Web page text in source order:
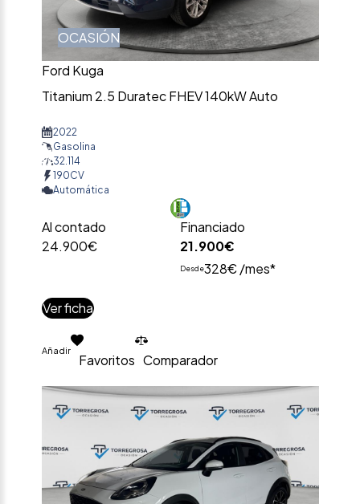
OCASIÓN
Ford Kuga
Titanium 2.5 Duratec FHEV 140kW Auto
2022
Gasolina
32.114
190CV
Automática
Al contado
24.900€
Financiado
21.900€
Desde328€ /mes*
Ver ficha
Añadir
Favoritos Comparador